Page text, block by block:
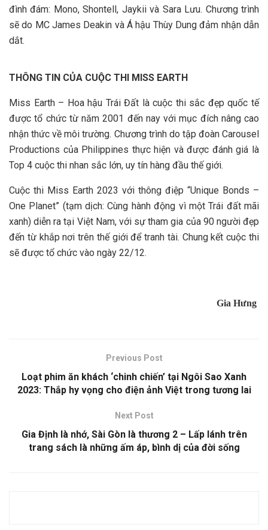
đình đám: Mono, Shontell, Jaykii và Sara Lưu. Chương trình
sẽ do MC James Deakin và Á hậu Thùy Dung đảm nhận dẫn
dắt.
THÔNG TIN CỦA CUỘC THI MISS EARTH
Miss Earth – Hoa hậu Trái Đất là cuộc thi sắc đẹp quốc tế
được tổ chức từ năm 2001 đến nay với mục đích nâng cao
nhận thức về môi trường. Chương trình do tập đoàn Carousel
Productions của Philippines thực hiện và được đánh giá là
Top 4 cuộc thi nhan sắc lớn, uy tín hàng đầu thế giới.
Cuộc thi Miss Earth 2023 với thông điệp “Unique Bonds –
One Planet” (tạm dịch: Cùng hành động vì một Trái đất mãi
xanh) diễn ra tại Việt Nam, với sự tham gia của 90 người đẹp
đến từ khắp nơi trên thế giới để tranh tài. Chung kết cuộc thi
sẽ được tổ chức vào ngày 22/12.
Gia Hưng
Previous Post
Loạt phim ăn khách ‘chinh chiến’ tại Ngôi Sao Xanh
2023: Thắp hy vọng cho điện ảnh Việt trong tương lai
Next Post
Gia Định là nhớ, Sài Gòn là thương 2 – Lấp lánh trên
trang sách là những ấm áp, bình dị của đời sống